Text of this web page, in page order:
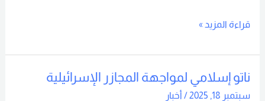
قراءة المزيد »
ناتو إسلامي لمواجهة المجازر الإسرائيلية
سبتمبر 18, 2025 / أخبار
ناتو
إسلامي